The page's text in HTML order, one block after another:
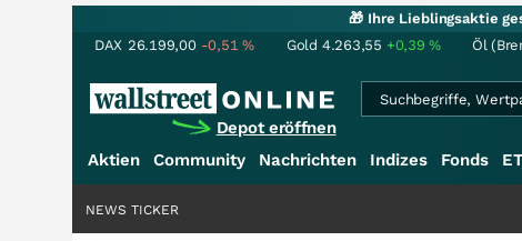
🎁 Ihre Lieblingsaktie
DAX 26.199,00 -0,51% Gold 4.263,55 +0,39% Öl
Depot eröffnen
Aktien Community Nachrichten Indizes Fonds
NEWS TICKER